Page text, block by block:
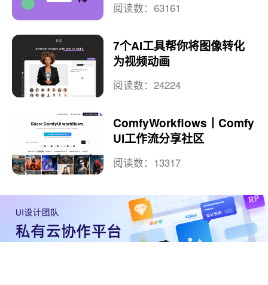
阅读数：63161
7个AI工具帮你将图像转化
为视频动画
阅读数：24224
ComfyWorkflows丨Comfy
UI工作流分享社区
阅读数：13317